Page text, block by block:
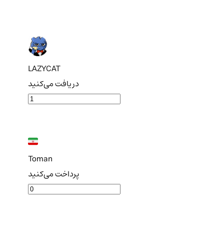
LAZYCAT
دریافت می‌کنید
Toman
پرداخت می‌کنید